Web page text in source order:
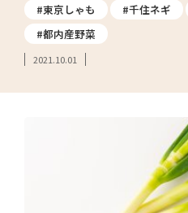
#東京しゃも
#千住ネギ
#都内産野菜
2021.10.01